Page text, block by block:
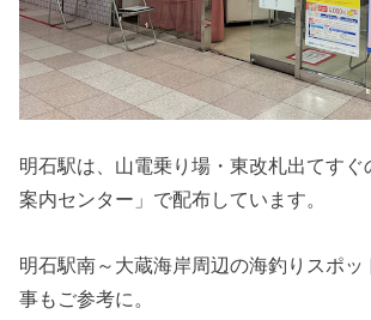
明石駅は、山電乗り場・東改札出てすぐ
案内センター」で配布しています。
明石駅南～大蔵海岸周辺の海釣りスポッ
事もご参考に。